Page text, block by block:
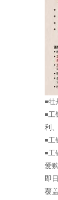
￭牡
￭工
利
￭工
￭工
爱
即
覆